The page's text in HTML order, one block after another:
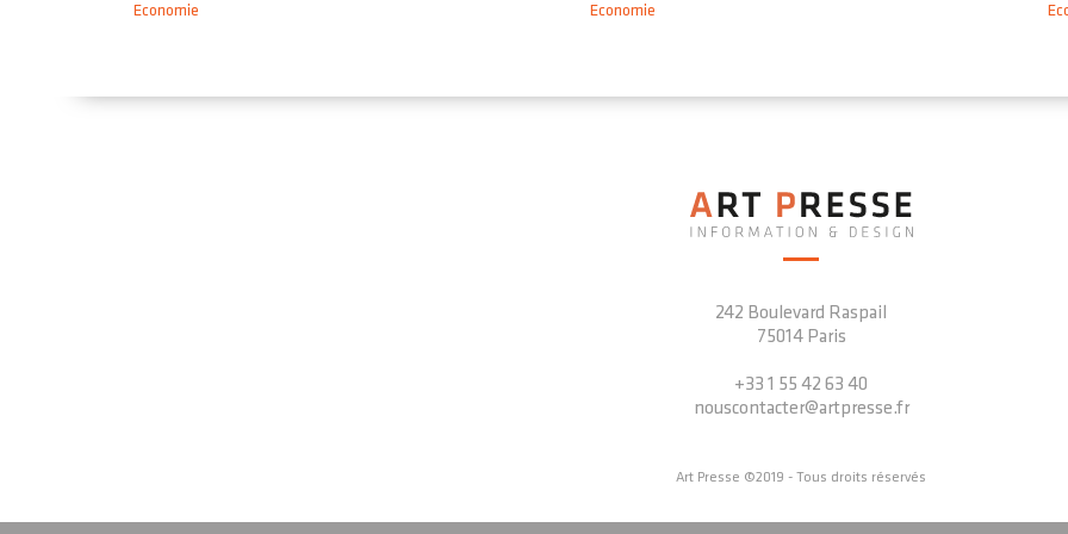
Economie Economie
242 Boulevard Raspail
75014 Paris
+33 1 55 42 63 40
nouscontacter@artpresse.fr
Art Presse ©2019 - Tous droits réservés